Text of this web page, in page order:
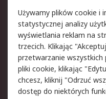
Aspekty prawne
Bezpieczeństwo e-
maila
Polityka prywatności
Zastrzeżenia prawne
Używamy plików cookie i
statystycznej analizy
wyświetlania reklam na
trzecich. Klikając
przetwarzanie wszystkich
pliki cookie, klikając
chcesz, kliknij "Odrzuć
dostęp do niektórych